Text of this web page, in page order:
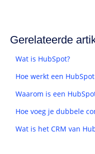
Gerelateerde
Wat is HubSpot?
Hoe werkt een
Waarom is een
Hoe voeg je dubbele
Wat is het CRM van